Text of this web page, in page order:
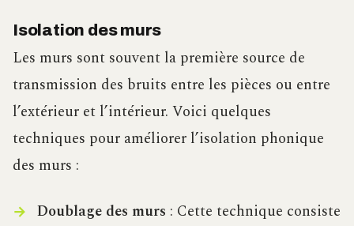
Isolation des murs
Les murs sont souvent la première source de
transmission des bruits entre les pièces ou entre
l’extérieur et l’intérieur. Voici quelques
techniques pour améliorer l’isolation phonique
des murs :
Doublage des murs : Cette technique consiste